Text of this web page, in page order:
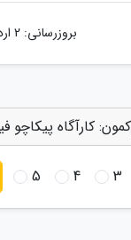
بروزرسانی: 2 اردیبهشت 1404
کارآگاه
3
4
5